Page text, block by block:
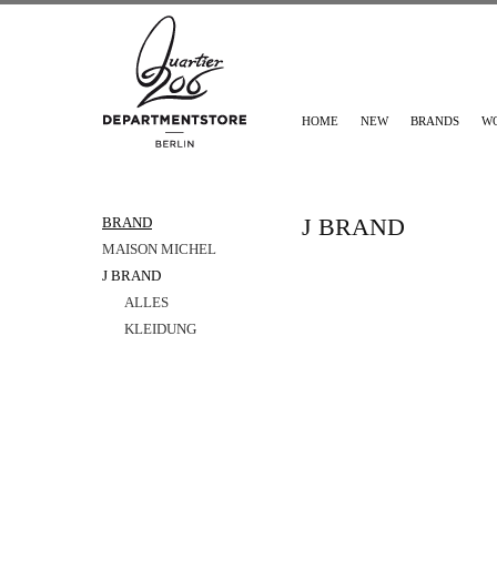
HOME NEW BRANDS
BRAND
MAISON MICHEL
J BRAND
ALLES
KLEIDUNG
J BRAND